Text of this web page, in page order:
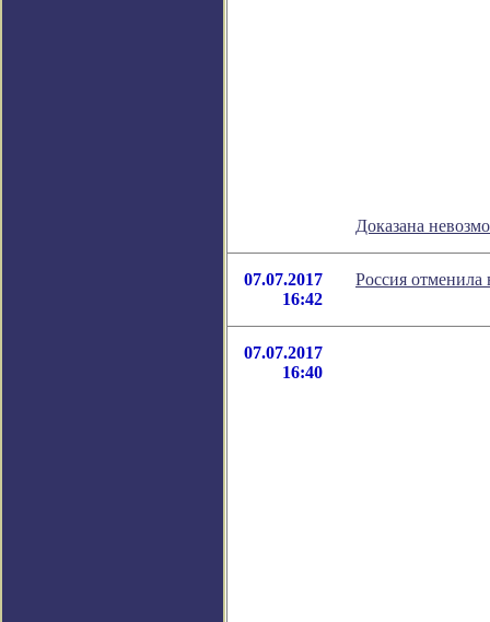
Доказана
07.07.2017
16:42
Россия
07.07.2017
16:40